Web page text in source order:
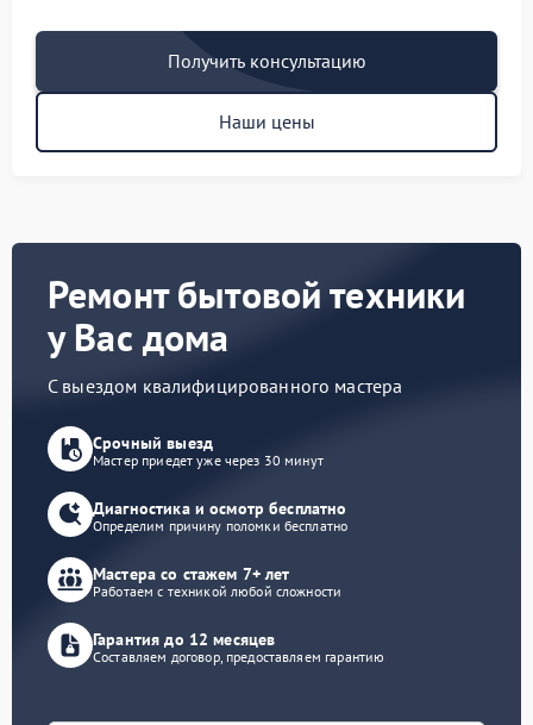
Получить консультацию
Наши цены
Ремонт бытовой техники
у Вас дома
С выездом квалифицированного мастера
Срочный выезд
Мастер приедет уже через 30 минут
Диагностика и осмотр бесплатно
Определим причину поломки бесплатно
Мастера со стажем 7+ лет
Работаем с техникой любой сложности
Гарантия до 12 месяцев
Составляем договор, предоставляем гарантию